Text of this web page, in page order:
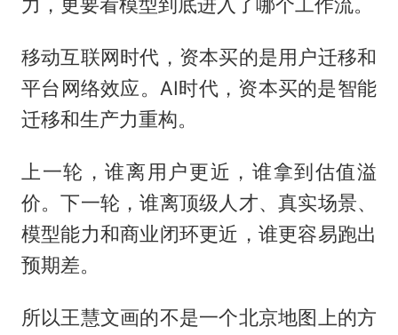
移动互联网时代，资本买的是用户迁移和
平台网络效应。AI时代，资本买的是智能
迁移和生产力重构。
上一轮，谁离用户更近，谁拿到估值溢
价。下一轮，谁离顶级人才、真实场景、
模型能力和商业闭环更近，谁更容易跑出
预期差。
所以王慧文画的不是一个北京地图上的方